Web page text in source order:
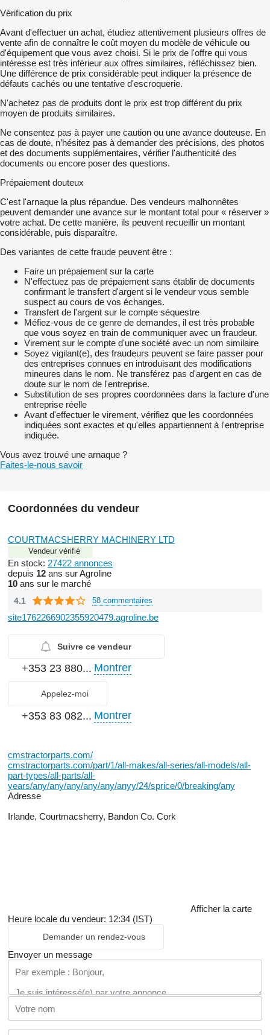
Vérification du prix
Avant d'effectuer un achat, étudiez attentivement plusieurs offres de
vente afin de connaître le coût moyen du modèle de véhicule ou
d'équipement que vous avez choisi. Si le prix de l'offre qui vous
intéresse est très inférieur aux offres similaires, réfléchissez bien.
Une différence de prix considérable peut indiquer la présence de
défauts cachés ou une tentative d'escroquerie.
N'achetez pas de produits dont le prix est trop différent du prix
moyen de produits similaires.
Ne consentez pas à payer une caution ou une avance douteuse. En
cas de doute, n’hésitez pas à demander des précisions, des photos
et des documents supplémentaires, vérifier l'authenticité des
documents ou encore poser des questions.
Prépaiement douteux
C'est l'arnaque la plus répandue. Des vendeurs malhonnêtes
peuvent demander une avance sur le montant total pour « réserver »
votre achat. De cette manière, ils peuvent recueillir un montant
considérable, puis disparaître.
Des variantes de cette fraude peuvent être :
Faire un prépaiement sur la carte
N'effectuez pas de prépaiement sans établir de documents
confirmant le transfert d'argent si le vendeur vous semble
suspect au cours de vos échanges.
Transfert de l'argent sur le compte séquestre
Méfiez-vous de ce genre de demandes, il est très probable
que vous soyez en train de communiquer avec un fraudeur.
Virement sur le compte d'une société avec un nom similaire
Soyez vigilant(e), des fraudeurs peuvent se faire passer pour
des entreprises connues en introduisant des modifications
mineures dans le nom. Ne transférez pas d'argent en cas de
doute sur le nom de l'entreprise.
Substitution de ses propres coordonnées dans la facture d'une
entreprise réelle
Avant d'effectuer le virement, vérifiez que les coordonnées
indiquées sont exactes et qu'elles appartiennent à l'entreprise
indiquée.
Vous avez trouvé une arnaque ?
Faites-le-nous savoir
Coordonnées du vendeur
COURTMACSHERRY MACHINERY LTD
Vendeur vérifié
En stock: 27422 annonces
depuis 12 ans sur Agroline
10 ans sur le marché
4.1 58 commentaires
site1762266902355920479.agroline.be
Suivre ce vendeur
+353 23 880... Montrer
Appelez-moi
+353 83 082... Montrer
cmstractorparts.com/
cmstractorparts.com/part/1/all-makes/all-series/all-models/all-
part-types/all-parts/all-
years/any/any/any/any/any/anyy/24/sprice/0/breaking/any
Adresse
Irlande, Courtmacsherry, Bandon Co. Cork
Afficher la carte
Heure locale du vendeur: 12:34 (IST)
Demander un rendez-vous
Envoyer un message